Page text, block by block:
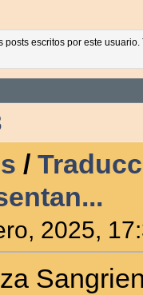
posts escritos por este
/
2025,